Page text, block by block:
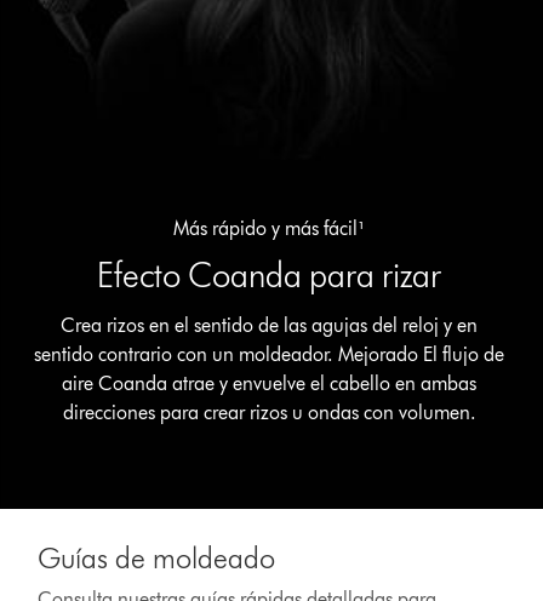
Más rápido y más fácil¹
Efecto Coanda para rizar
Crea rizos en el sentido de las agujas del reloj y en
sentido contrario con un moldeador. Mejorado El flujo de
aire Coanda atrae y envuelve el cabello en ambas
direcciones para crear rizos u ondas con volumen.
Guías de moldeado